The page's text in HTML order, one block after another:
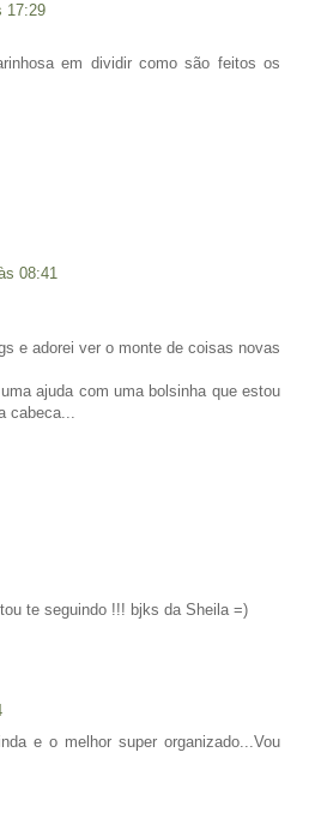
17:29
em dividir como são feitos os
08:41
e adorei ver o monte de coisas novas
ajuda com uma bolsinha que estou
cabeca...
te seguindo !!! bjks da Sheila =)
e o melhor super organizado...Vou